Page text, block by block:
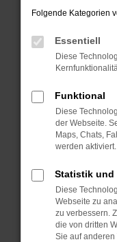
Prüfe deine
können das
verhindern.
anderen
Starte dein
Das kann
Probleme zu
sind.
Veraltete
führen, dass
Folgende Kategorien
Essentiell
Diese
Funktional
Diese
der Webseite.
Maps, Chats,
werden aktiviert.
Statistik und
Diese
Webseite zu
zu verbessern.
die von dritten
Sie auf anderen